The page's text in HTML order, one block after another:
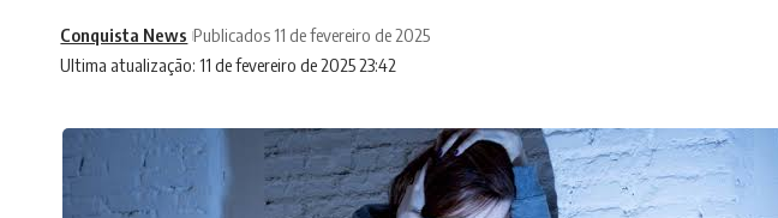
Ultima atualização: 11 de fevereiro de 2025 23:42
Conquista News Publicados 11 de fevereiro de 2025